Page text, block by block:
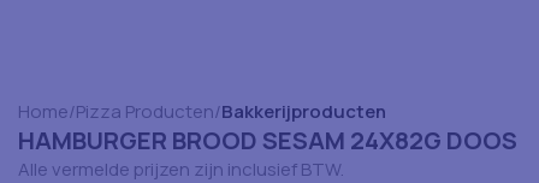
Home Pizza Producten Bakkerijproducten
HAMBURGER BROOD SESAM 24X82G DOOS
Alle vermelde prijzen zijn inclusief BTW.